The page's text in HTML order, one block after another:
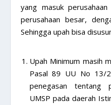
yang masuk
perusahaan besar,
Sehingga upah bisa
Upah Minimum masih
Pasal 89 UU No 13/
penegasan tentang
UMSP pada daerah